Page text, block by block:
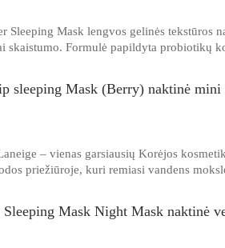
Sleeping Mask lengvos gelinės tekstūros
skaistumo. Formulė papildyta probiotikų
sleeping Mask (Berry) naktinė mini
– vienas garsiausių Korėjos
priežiūroje, kuri remiasi vandens
Sleeping Mask Night Mask naktinė